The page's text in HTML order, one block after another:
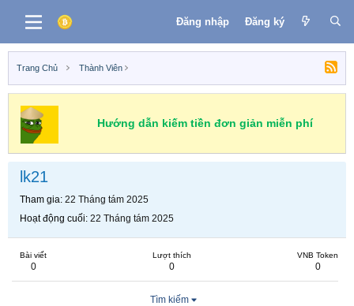
Đăng nhập Đăng ký
Trang Chủ Thành Viên
Hướng dẫn kiếm tiền đơn giản miễn phí
lk21
Tham gia 22 Tháng tám 2025
Hoạt động cuối 22 Tháng tám 2025
Bài viết
0
Lượt thích
0
VNB Token
0
Tìm kiếm